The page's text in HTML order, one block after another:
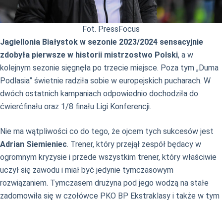
Fot. PressFocus
Jagiellonia Białystok w sezonie 2023/2024 sensacyjnie
zdobyła pierwsze w historii mistrzostwo Polski, a w
kolejnym sezonie sięgnęła po trzecie miejsce. Poza tym „Duma
Podlasia” świetnie radziła sobie w europejskich pucharach. W
dwóch ostatnich kampaniach odpowiednio dochodziła do
ćwierćfinału oraz 1/8 finału Ligi Konferencji.
Nie ma wątpliwości co do tego, że ojcem tych sukcesów jest
Adrian Siemieniec. Trener, który przejął zespół będacy w
ogromnym kryzysie i przede wszystkim trener, który właściwie
uczył się zawodu i miał być jedynie tymczasowym
rozwiązaniem. Tymczasem drużyna pod jego wodzą na stałe
zadomowiła się w czołówce PKO BP Ekstraklasy i także w tym